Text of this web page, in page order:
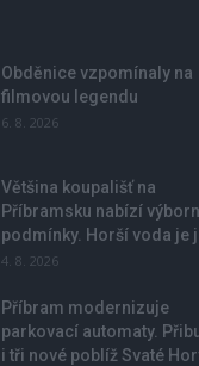
Obděnice vzpomínaly na
filmovou legendu
6. 8. 2026
Většina koupališť na
Příbramsku nabízí
podmínky. Horší voda je
4. 8. 2026
Příbram modernizuje
parkovací automaty.
i tři nové poblíž Svaté